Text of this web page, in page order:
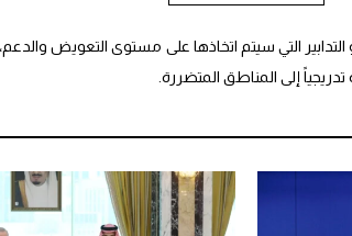
التي سيتم اتخاذها على مستوى التعويض والدعم،
إلى المناطق المتضررة.